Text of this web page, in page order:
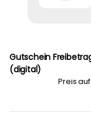
Gutschein
(digital)
Preis